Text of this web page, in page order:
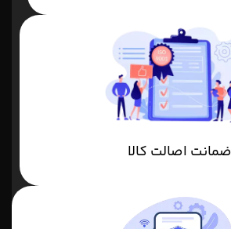
ضمانت اصالت کالا